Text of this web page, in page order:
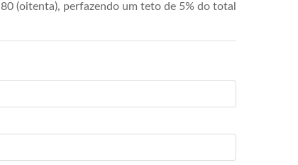
(oitenta), perfazendo um teto de 5% do total